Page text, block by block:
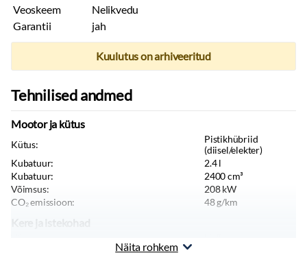
Veoskeem
Nelikvedu
Garantii
jah
Kuulutus on arhiveeritud
Tehnilised andmed
Mootor ja kütus
Kütus:
Pistikhübriid
(diisel/elekter)
Kubatuur:
2.4l
Kubatuur:
2400cm³
Võimsus:
208kW
CO₂ emissioon:
48g/km
Näita rohkem